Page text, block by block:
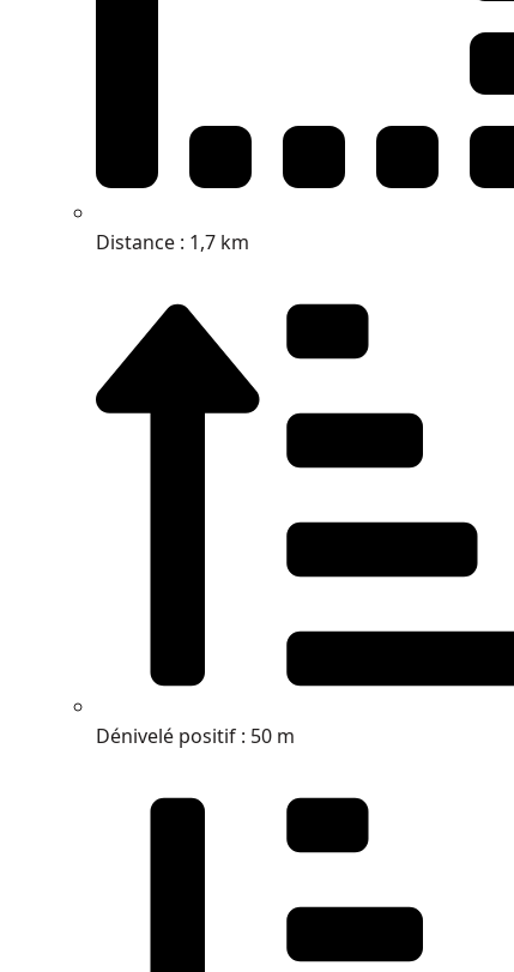
Distance : 1,7 km
Dénivelé positif : 50 m